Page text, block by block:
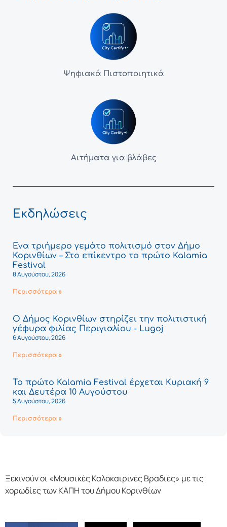
Ψηφιακά Πιστοποιητικά
Αιτήματα για βλάβες
Εκδηλώσεις
Ένα τριήμερο γεμάτο πολιτισμό στον Δήμο
Κορινθίων – Στο επίκεντρο το πρώτο Kalamia
Festival
8 Αυγούστου, 2026
Περισσότερα »
Ο Δήμος Κορινθίων στηρίζει την πολιτιστική
γέφυρα φιλίας Περιγιαλίου - Lugoj
6 Αυγούστου, 2026
Περισσότερα »
Το πρώτο Kalamia Festival έρχεται Κυριακή 9
και Δευτέρα 10 Αυγούστου
5 Αυγούστου, 2026
Περισσότερα »
Ξεκινούν οι «Μουσικές Καλοκαιρινές Βραδιές» με τις
χορωδίες των ΚΑΠΗ του Δήμου Κορινθίων